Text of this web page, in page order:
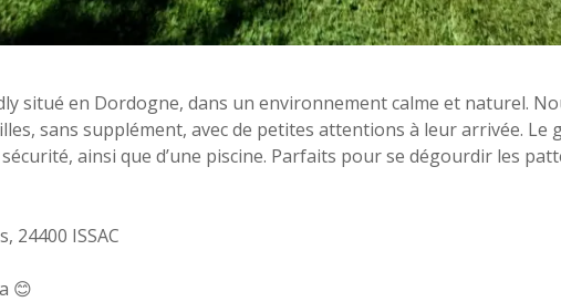
situé en Dordogne, dans un environnement calme et naturel.
sans supplément, avec de petites attentions à leur arrivée. Le
ainsi que d’une piscine. Parfaits pour se dégourdir les
24400 ISSAC
😊